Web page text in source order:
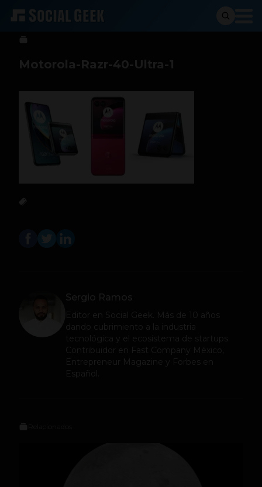
Sergio Ramos 7 de junio de 2023
Motorola-Razr-40-Ultra-1
Sergio Ramos
Editor en Social Geek
. Más de 10 años
dando cubrimiento a la industria
tecnológica y el ecosistema de startups.
Contribuidor en Fast Company México,
Entrepreneur Magazine y Forbes en
Español.